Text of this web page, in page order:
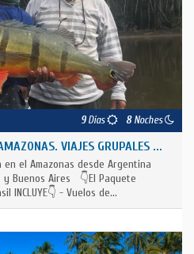
9Días 8Noches
VIAJES GRUPALES ...
en el Amazonas desde Argentina
y Buenos Aires 👇El Paquete
INCLUYE👇 - Vuelos de...